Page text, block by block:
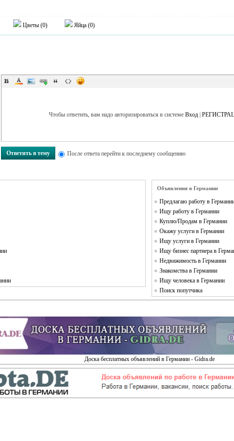
Цветы (0) Яйца (0)
Чтобы ответить, вам надо авторизироваться в системе Вход
Ответить в тему После ответа перейти к последнему сообщению
Объявления в Германии
Предлагаю работу в
Ищу работу в Германии
Куплю/Продам в Германии
Окажу услуги в Германии
Ищу услуги в Германии
Ищу бизнес партнера в
Недвижимость в Германии
Знакомства в Германии
Ищу человека в Германии
Поиск попутчика
Доска бесплатных объявлений в Германии - Gidra.de